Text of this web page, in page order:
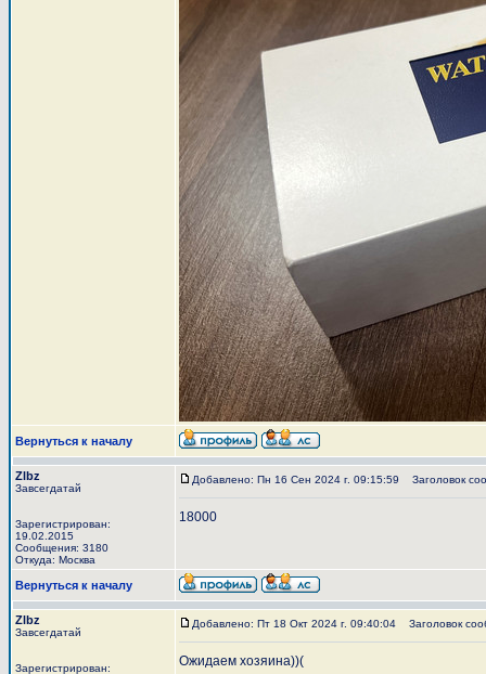
Вернуться к началу
Zlbz
Завсегдатай
Зарегистрирован:
19.02.2015
Сообщения: 3180
Откуда: Москва
Добавлено: Пн 16 Сен 2024 г. 09:15:59 Заголовок
18000
Вернуться к началу
Zlbz
Завсегдатай
Зарегистрирован:
Добавлено: Пт 18 Окт 2024 г. 09:40:04 Заголовок
Ожидаем хозяина))(